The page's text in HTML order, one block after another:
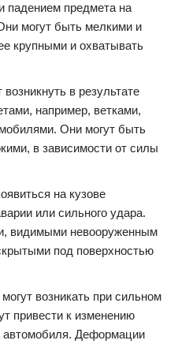
падением предмета на
могут быть мелкими и
крупными и охватывать
в результате
например, ветками,
Они могут быть
в зависимости от силы
на кузове
или сильного удара.
видимыми невооруженным
под поверхностью
возникать при сильном
привести к изменению
автомобиля. Деформации